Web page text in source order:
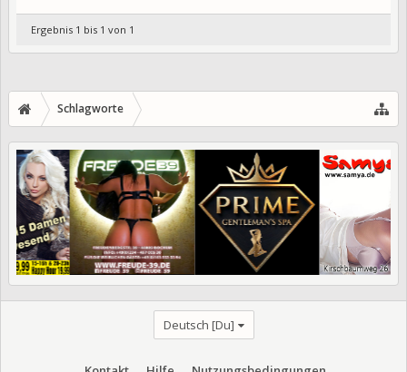
Ergebnis 1 bis 1 von 1
Schlagworte
Deutsch [Du]